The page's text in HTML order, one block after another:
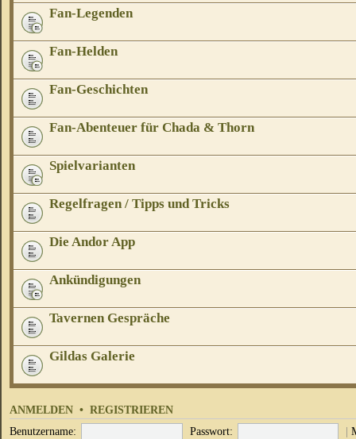
Fan-Legenden
Fan-Helden
Fan-Geschichten
Fan-Abenteuer für Chada & Thorn
Spielvarianten
Regelfragen / Tipps und Tricks
Die Andor App
Ankündigungen
Tavernen Gespräche
Gildas Galerie
ANMELDEN • REGISTRIEREN
Benutzername: Passwort: |